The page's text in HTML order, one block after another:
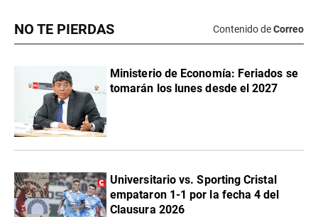
NO TE PIERDAS Contenido deCorreo
Ministerio de Economía: Feriados se
tomarán los lunes desde el 2027
Universitario vs. Sporting Cristal
empataron 1-1 por la fecha 4 del
Clausura 2026